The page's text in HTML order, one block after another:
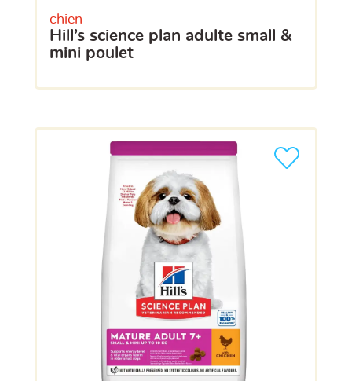
chien
hill’s science plan adulte small &
mini poulet